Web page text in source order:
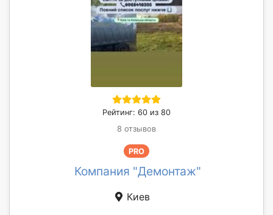
Рейтинг: 60 из 80
8 отзывов
PRO
Компания "Демонтаж"
Киев